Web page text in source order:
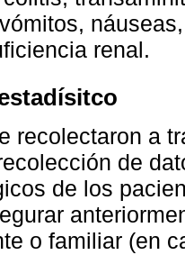
renal.
recolectaron a
de
de los
o familiar (en